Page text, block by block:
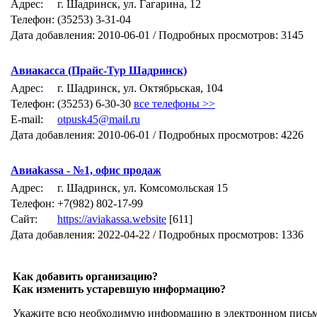
Адрес:
г. Шадринск, ул. Гагарина, 12
Телефон: (35253) 3-31-04
Дата добавления: 2010-06-01 / Подробных просмотров: 3145
Авиакасса (Прайс-Тур Шадринск)
Адрес:
г. Шадринск, ул. Октябрьская, 104
Телефон: (35253) 6-30-30 все телефоны >>
E-mail:
otpusk45@mail.ru
Дата добавления: 2010-06-01 / Подробных просмотров: 4226
Авиаkassa - №1, офис продаж
Адрес:
г. Шадринск, ул. Комсомольская 15
Телефон: +7(982) 802-17-99
Сайт:
https://aviakassa.website [611]
Дата добавления: 2022-04-22 / Подробных просмотров: 1336
Как добавить организацию?
Как изменить устаревшую информацию?
Укажите всю необходимую информацию в электронном